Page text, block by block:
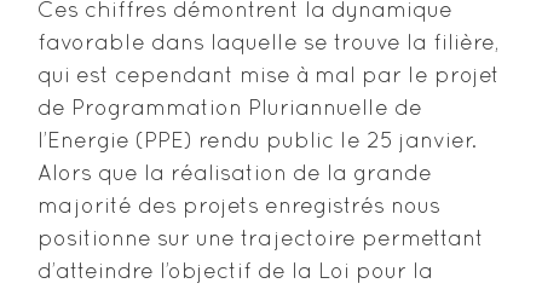
Ces chiffres démontrent la dynamique
favorable dans laquelle se trouve la filière,
qui est cependant mise à mal par le projet
de Programmation Pluriannuelle de
l’Energie (PPE) rendu public le 25 janvier.
Alors que la réalisation de la grande
majorité des projets enregistrés nous
positionne sur une trajectoire permettant
d’atteindre l’objectif de la Loi pour la